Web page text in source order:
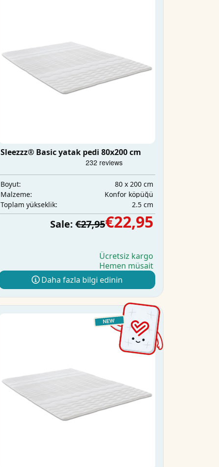
Sleezzz® Basic yatak pedi 80x200 cm
Boyut:
80 x 200 cm
Malzeme:
Konfor köpüğü
Toplam yükseklik:
2.5 cm
Sale: €27,95€22,95
Ücretsiz kargo
Hemen müsait
Daha fazla bilgi edinin